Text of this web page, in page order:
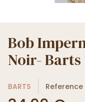
Bob
Noir- Barts
BARTS Reference :